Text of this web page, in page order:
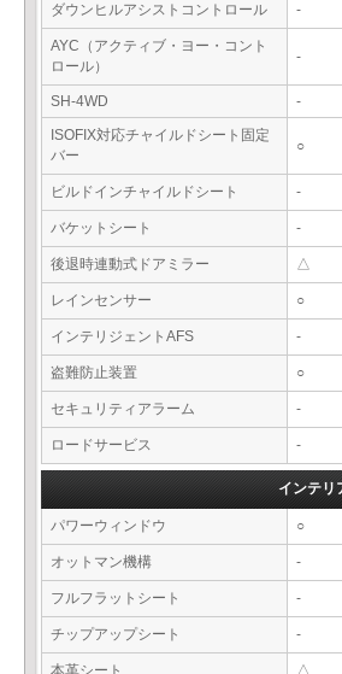
ダウンヒルアシストコントロール -
AYC（アクティブ・ヨー・コント
ロール）
-
SH-4WD
-
ISOFIX対応チャイルドシート固定
バー
○
ビルドインチャイルドシート -
バケットシート -
後退時連動式ドアミラー △
レインセンサー ○
インテリジェントAFS -
盗難防止装置 ○
セキュリティアラーム -
ロードサービス -
インテリ
パワーウィンドウ ○
オットマン機構 -
フルフラットシート -
チップアップシート -
本革シート △